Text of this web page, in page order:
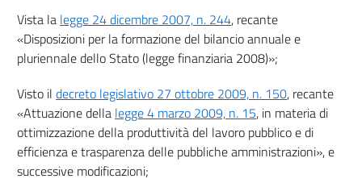
Vista la legge 24 dicembre 2007, n. 244, recante
«Disposizioni per la formazione del bilancio annuale e
pluriennale dello Stato (legge finanziaria 2008)»;
Visto il decreto legislativo 27 ottobre 2009, n. 150, recante
«Attuazione della legge 4 marzo 2009, n. 15, in materia di
ottimizzazione della produttività del lavoro pubblico e di
efficienza e trasparenza delle pubbliche amministrazioni», e
successive modificazioni;